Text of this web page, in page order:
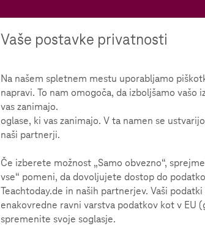
Vaše postavke privatnosti
Na našem spletnem mestu uporabljamo
napravi. To nam omogoča, da izboljšamo
vas zanimajo.
oglase, ki vas zanimajo. V ta namen se
naši partnerji.
Če izberete možnost „Samo obvezno“,
vse“ pomeni, da dovoljujete dostop do
Teachtoday.de in naših partnerjev. Vaši
enakovredne ravni varstva podatkov kot v EU
spremenite svoje soglasje.